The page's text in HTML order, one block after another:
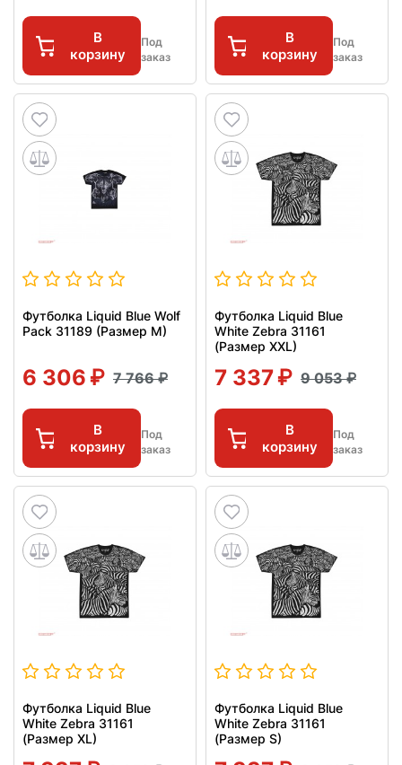
В
корзину
Под
заказ
В
корзину
Под
заказ
Футболка Liquid Blue Wolf
Pack 31189 (Размер M)
6 306 7 766
В
корзину
Под
заказ
Футболка Liquid Blue
White Zebra 31161
(Размер XXL)
7 337 9 053
В
корзину
Под
заказ
Футболка Liquid Blue
White Zebra 31161
(Размер XL)
Футболка Liquid Blue
White Zebra 31161
(Размер S)